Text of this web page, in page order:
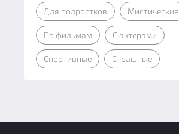
Для подростков Мистические
По фильмам С актерами
Спортивные Страшные